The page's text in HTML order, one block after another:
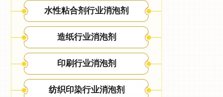
水性粘合剂行业消泡剂
造纸行业消泡剂
印刷行业消泡剂
纺织印染行业消泡剂